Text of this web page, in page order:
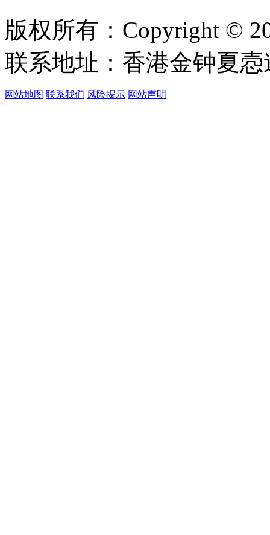
版权所有：Copyright ©
联系地址：香港金钟夏
网站地图 联系我们 风险揭示 网站声明